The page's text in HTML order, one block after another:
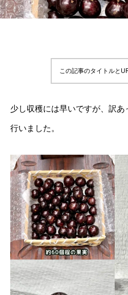
この記事のタイトルと
少し収穫には早いですが、訳
行いました。